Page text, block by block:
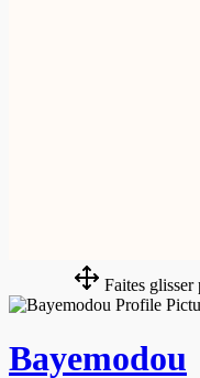
Faites
Bayemodou